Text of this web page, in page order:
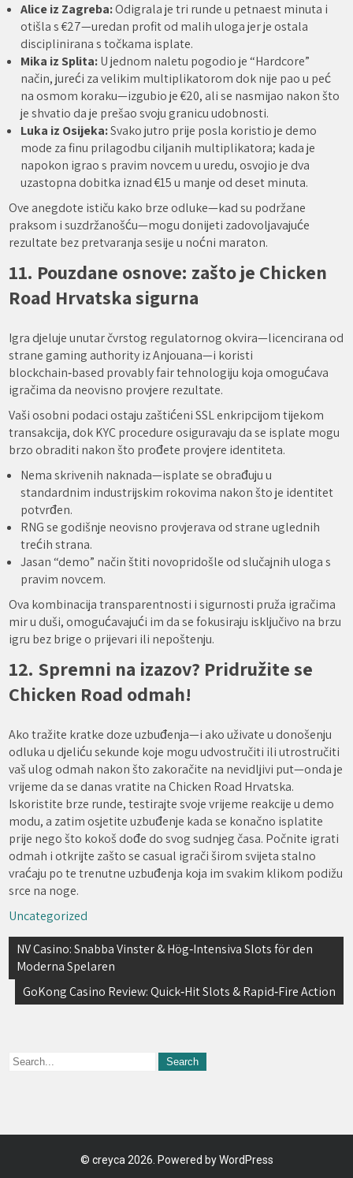
Alice iz Zagreba:Odigrala je tri runde u petnaest minuta i
otišla s €27—uredan profit od malih uloga jer je ostala
disciplinirana s točkama isplate.
Mika iz Splita:U jednom naletu pogodio je “Hardcore”
način, jureći za velikim multiplikatorom dok nije pao u peć
na osmom koraku—izgubio je €20, ali se nasmijao nakon što
je shvatio da je prešao svoju granicu udobnosti.
Luka iz Osijeka:Svako jutro prije posla koristio je demo
mode za finu prilagodbu ciljanih multiplikatora; kada je
napokon igrao s pravim novcem u uredu, osvojio je dva
uzastopna dobitka iznad €15 u manje od deset minuta.
Ove anegdote ističu kako brze odluke—kad su podržane
praksom i suzdržanošću—mogu donijeti zadovoljavajuće
rezultate bez pretvaranja sesije u noćni maraton.
11. Pouzdane osnove: zašto je Chicken
Road Hrvatska sigurna
Igra djeluje unutar čvrstog regulatornog okvira—licencirana od
strane gaming authority iz Anjouana—i koristi
blockchain‑based provably fair tehnologiju koja omogućava
igračima da neovisno provjere rezultate.
Vaši osobni podaci ostaju zaštićeni SSL enkripcijom tijekom
transakcija, dok KYC procedure osiguravaju da se isplate mogu
brzo obraditi nakon što prođete provjere identiteta.
Nema skrivenih naknada—isplate se obrađuju u
standardnim industrijskim rokovima nakon što je identitet
potvrđen.
RNG se godišnje neovisno provjerava od strane uglednih
trećih strana.
Jasan “demo” način štiti novopridošle od slučajnih uloga s
pravim novcem.
Ova kombinacija transparentnosti i sigurnosti pruža igračima
mir u duši, omogućavajući im da se fokusiraju isključivo na brzu
igru bez brige o prijevari ili nepoštenju.
12. Spremni na izazov? Pridružite se
Chicken Road odmah!
Ako tražite kratke doze uzbuđenja—i ako uživate u donošenju
odluka u djeliću sekunde koje mogu udvostručiti ili utrostručiti
vaš ulog odmah nakon što zakoračite na nevidljivi put—onda je
vrijeme da se danas vratite na Chicken Road Hrvatska.
Iskoristite brze runde, testirajte svoje vrijeme reakcije u demo
modu, a zatim osjetite uzbuđenje kada se konačno isplatite
prije nego što kokoš dođe do svog sudnjeg časa. Počnite igrati
odmah i otkrijte zašto se casual igrači širom svijeta stalno
vraćaju po te trenutne uzbuđenja koja im svakim klikom podižu
srce na noge.
Uncategorized
Navegación
de
entradas
NV Casino: Snabba Vinster & Hög‑Intensiva Slots för den
Moderna Spelaren
GoKong Casino Review: Quick‑Hit Slots & Rapid‑Fire Action
© creyca 2026. Powered by WordPress